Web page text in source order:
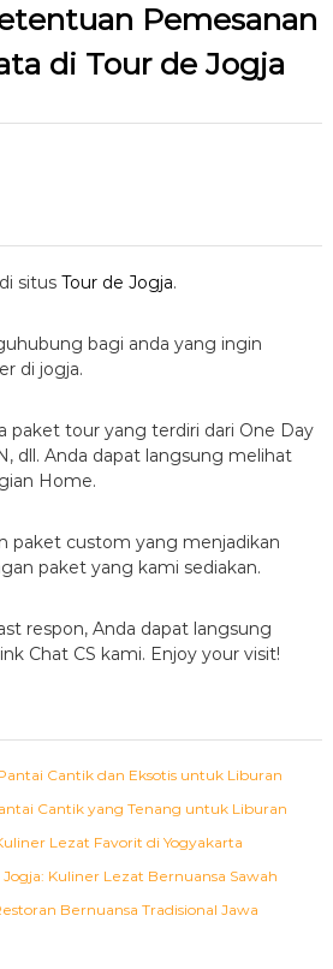
Pemesanan
di Tour de Jogja
situs Tour de Jogja.
bagi anda yang ingin
di jogja.
paket tour yang terdiri dari One Day
dll. Anda dapat langsung melihat
Home.
paket custom yang menjadikan
paket yang kami sediakan.
respon, Anda dapat langsung
Chat CS kami. Enjoy your visit!
Cantik dan Eksotis untuk Liburan
Cantik yang Tenang untuk Liburan
Lezat Favorit di Yogyakarta
Kuliner Lezat Bernuansa Sawah
Bernuansa Tradisional Jawa